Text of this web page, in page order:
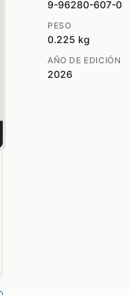
9-96280-607-0
PESO
0.225 kg
AÑO DE EDICIÓN
2026